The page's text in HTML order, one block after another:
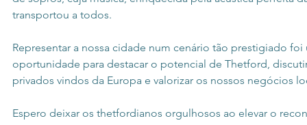
transportou a todos.
Representar a nossa cidade num cenário tão prestigiado
oportunidade para destacar o potencial de Thetford,
privados vindos da Europa e valorizar os nossos negócios
Espero deixar os thetfordianos orgulhosos ao elevar o